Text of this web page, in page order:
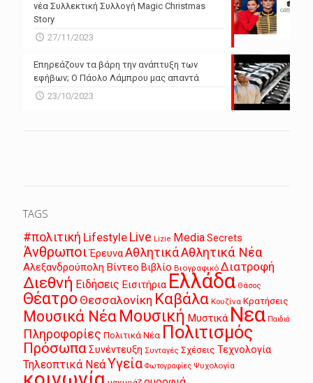
νέα Συλλεκτική Συλλογή Magic Christmas
Story
27/11/2023
Επηρεάζουν τα βάρη την ανάπτυξη των
εφήβων; Ο Πάολο Λάμπρου μας απαντά
23/10/2023
TAGS
#πολιτική Lifestyle Live Lizie MediaSecrets
Άνθρωποι ΈρευναΑθλητικάΑθλητικά Νέα
Αλεξανδρούπολη Βίντεο Βιβλίο Βιογραφικό Διατροφή
Διεθνή Ειδήσεις Εισιτήρια Ελλάδα Θάσος
Θέατρο Θεσσαλονίκη Καβάλα Κουζίνα Κρατήσεις
Μουσικά Νέα Μουσική Μυστικά Νεα Παιδιά
Πληροφορίες Πολιτικά Νέα Πολιτισμός
ΠρόσωπαΣυνέντευξη Συνταγές Σχέσεις Τεχνολογία
Τηλεοπτικά ΝεάΥγεία Φωτογραφίες Ψυχολογία